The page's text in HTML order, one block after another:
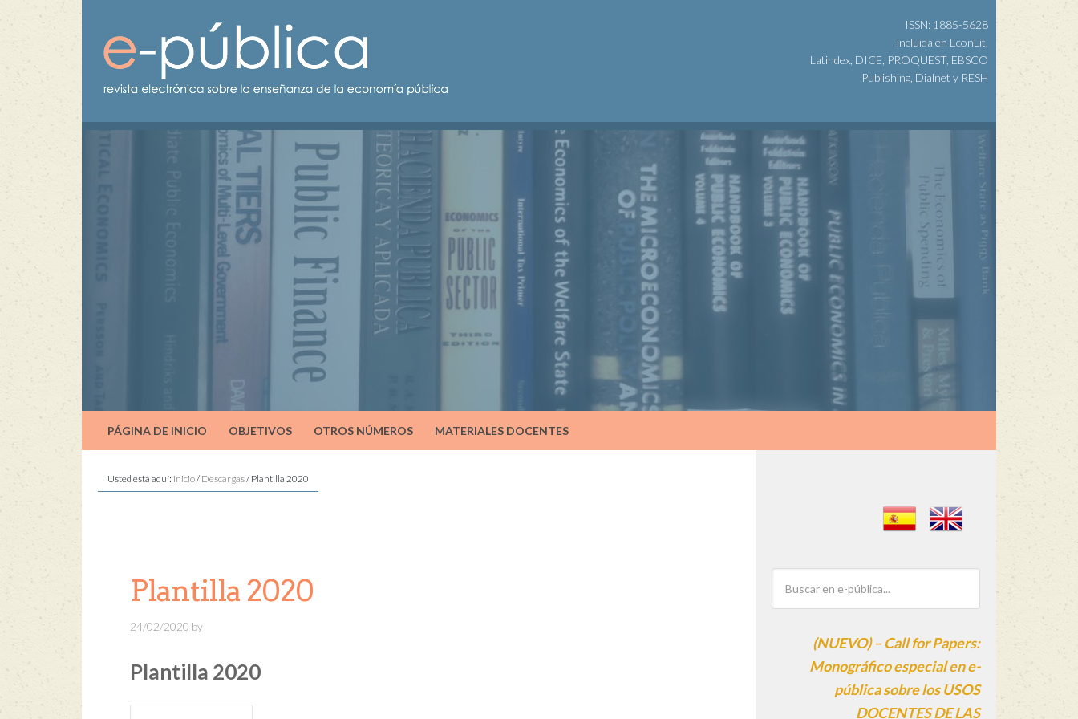
ISSN: 1885-5628
incluida en EconLit,
Latindex, DICE, PROQUEST, EBSCO
Publishing, Dialnet y RESH
PÁGINA DE INICIO OBJETIVOS OTROS NÚMEROS MATERIALES DOCENTES
Usted está aquí: Inicio/ Descargas/ Plantilla 2020
Plantilla 2020
24/02/2020 by
Plantilla 2020
(NUEVO) – Call for Papers:
Monográfico especial en e-
pública sobre los USOS
DOCENTES DE LAS